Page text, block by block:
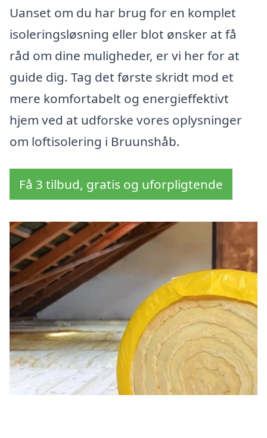
Uanset om du har brug for en komplet
isoleringsløsning eller blot ønsker at få
råd om dine muligheder, er vi her for at
guide dig. Tag det første skridt mod et
mere komfortabelt og energieffektivt
hjem ved at udforske vores oplysninger
om loftisolering i Bruunshåb.
Få 3 tilbud, gratis og uforpligtende